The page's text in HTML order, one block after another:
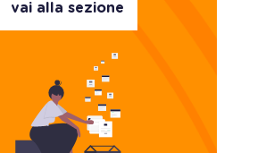
vai alla sezione